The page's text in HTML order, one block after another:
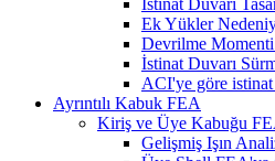
İstinat Duvarı
Ek Yükler
Devrilme Momenti
İstinat Duvarı
ACI'ye göre istinat
Ayrıntılı Kabuk FEA
Kiriş ve Üye Kabuğu
Gelişmiş Işın